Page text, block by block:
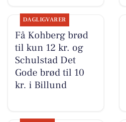
DAGLIGVARER
Få Kohberg brød
til kun 12 kr. og
Schulstad Det
Gode brød til 10
kr. i Billund